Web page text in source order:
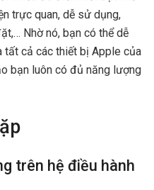
trực quan, dễ sử dụng,
Nhờ nó, bạn có thể dễ
tất cả các thiết bị Apple của
bạn luôn có đủ năng lượng
trên hệ điều hành